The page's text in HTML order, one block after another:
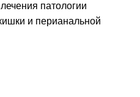
патологии
и перианальной